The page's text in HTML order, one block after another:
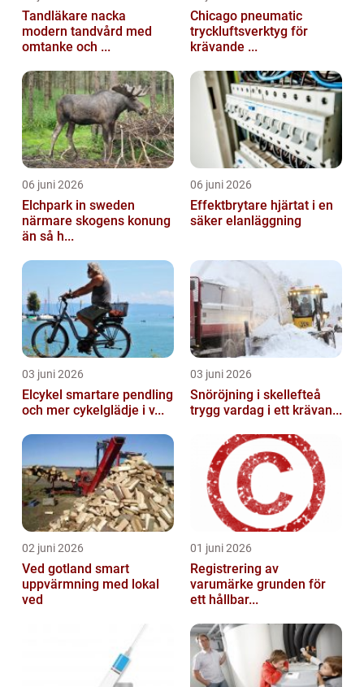
Tandläkare nacka
modern tandvård med
omtanke och ...
Chicago pneumatic
tryckluftsverktyg för
krävande ...
06 juni 2026
Elchpark in sweden
närmare skogens konung
än så h...
06 juni 2026
Effektbrytare hjärtat i en
säker elanläggning
03 juni 2026
Elcykel smartare pendling
och mer cykelglädje i v...
03 juni 2026
Snöröjning i skellefteå
trygg vardag i ett krävan...
02 juni 2026
Ved gotland smart
uppvärmning med lokal
ved
01 juni 2026
Registrering av
varumärke grunden för
ett hållbar...